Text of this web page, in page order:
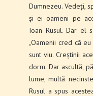
Dumnezeu. Vedeți,
și ei oameni pe
Ioan Rusul. Dar el
„Oamenii cred că
sunt viu. Creștinii
dorm. Dar ascultă,
lume, multă
Rusul a spus